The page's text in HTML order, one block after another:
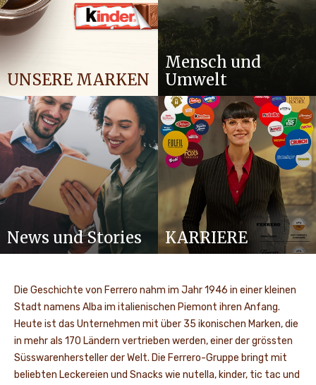
UNSERE MARKEN
Mensch und
Umwelt
News und Stories KARRIERE
Die Geschichte von Ferrero nahm im Jahr 1946 in einer kleinen
Stadt namens Alba im italienischen Piemont ihren Anfang.
Heute ist das Unternehmen mit über 35 ikonischen Marken, die
in mehr als 170 Ländern vertrieben werden, einer der grössten
Süsswarenhersteller der Welt. Die Ferrero-Gruppe bringt mit
beliebten Leckereien und Snacks wie nutella, kinder, tic tac und